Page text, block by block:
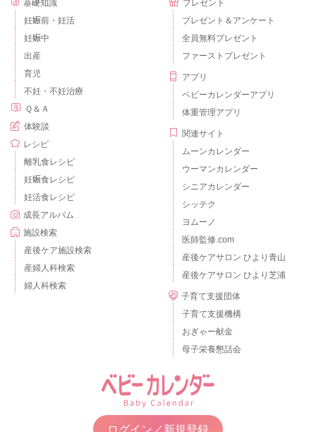
基礎知識
妊娠前・妊活
妊娠中
出産
育児
不妊・不妊治療
Ｑ＆Ａ
体験談
レシピ
離乳食レシピ
妊娠食レシピ
妊活食レシピ
成長アルバム
施設検索
産後ケア施設検索
産婦人科検索
婦人科検索
プレゼント
プレゼント＆アンケート
全員無料プレゼント
ファーストプレゼント
アプリ
ベビーカレンダーアプリ
体重管理アプリ
関連サイト
ムーンカレンダー
ウーマンカレンダー
シニアカレンダー
シッテク
ヨムーノ
医師監修.com
産後ケアサロン ひより青山
産後ケアサロン ひより芝浦
子育て支援団体
子育て支援機構
おぎゃー献金
母子栄養懇話会
ログイン／新規登録